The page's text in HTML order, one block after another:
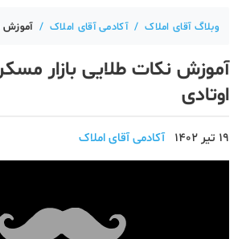
آموزش پلتفرم آقای املاک
اخبار مسکن
تحلیل مسکن
وبلاگ آقای املاک / آکادمی آقای املاک / آموزش
آموزش نکات طلایی بازار
اوتادی
19 تیر 1402 آکادمی آقای املاک